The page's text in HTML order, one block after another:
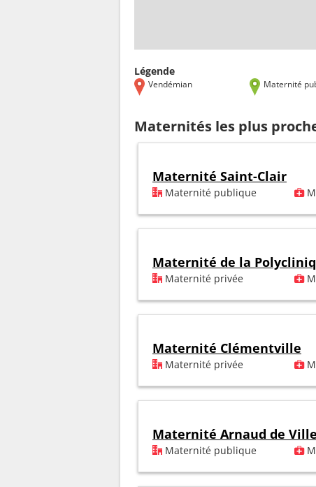
Légende
Vendémian Maternité
Maternités les plus
Maternité Saint-Clair
Maternité publique
Maternité de la
Maternité privée
Maternité Clémentville
Maternité privée
Maternité Arnaud de
Maternité publique